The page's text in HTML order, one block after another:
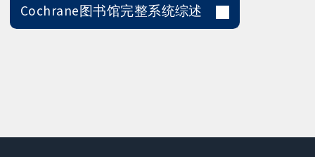
Cochrane图书馆完整系统综述